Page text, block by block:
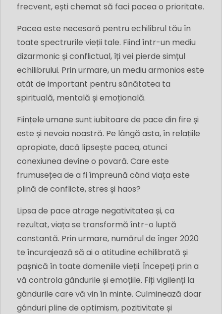
frecvent, ești chemat să faci pacea o prioritate.
Pacea este necesară pentru echilibrul tău în
toate spectrurile vieții tale. Fiind într-un mediu
dizarmonic și conflictual, îți vei pierde simțul
echilibrului. Prin urmare, un mediu armonios este
atât de important pentru sănătatea ta
spirituală, mentală și emoțională.
Ființele umane sunt iubitoare de pace din fire și
este și nevoia noastră. Pe lângă asta, în relațiile
apropiate, dacă lipsește pacea, atunci
conexiunea devine o povară. Care este
frumusețea de a fi împreună când viața este
plină de conflicte, stres și haos?
Lipsa de pace atrage negativitatea și, ca
rezultat, viața se transformă într-o luptă
constantă. Prin urmare, numărul de înger 2020
te încurajează să ai o atitudine echilibrată și
pașnică în toate domeniile vieții. Începeți prin a
vă controla gândurile și emoțiile. Fiți vigilenți la
gândurile care vă vin în minte. Culminează doar
gânduri pline de optimism, pozitivitate și